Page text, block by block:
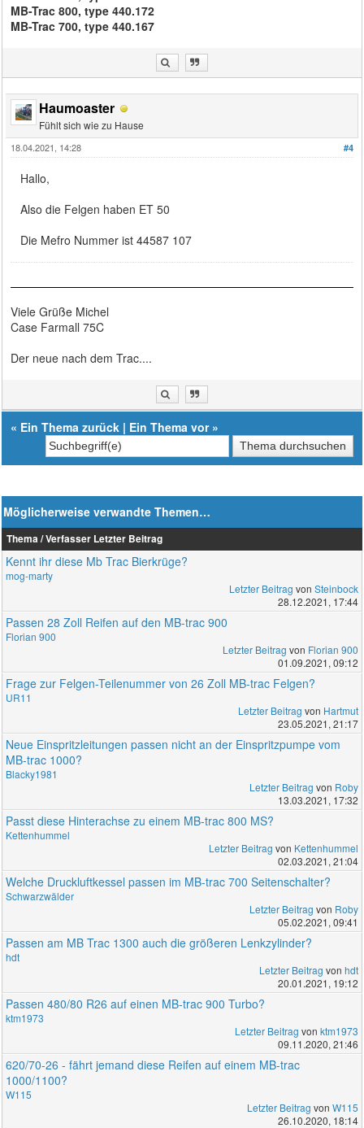
MB-Trac 800, type 440.172
MB-Trac 700, type 440.167
Haumoaster
Fühlt sich wie zu Hause
#4
18.04.2021, 14:28
Hallo,
Also die Felgen haben ET 50
Die Mefro Nummer ist 44587 107
Viele Grüße Michel
Case Farmall 75C
Der neue nach dem Trac....
« Ein Thema zurück | Ein Thema vor»
Möglicherweise verwandte Themen…
Thema / Verfasser Letzter Beitrag
Kennt ihr diese Mb Trac Bierkrüge?
mog-marty
Letzter Beitrag von Steinbock
28.12.2021, 17:44
Passen 28 Zoll Reifen auf den MB-trac 900
Florian 900
Letzter Beitrag von Florian 900
01.09.2021, 09:12
Frage zur Felgen-Teilenummer von 26 Zoll MB-trac Felgen?
UR11
Letzter Beitrag von Hartmut
23.05.2021, 21:17
Neue Einspritzleitungen passen nicht an der Einspritzpumpe vom
MB-trac 1000?
Blacky1981
Letzter Beitrag von Roby
13.03.2021, 17:32
Passt diese Hinterachse zu einem MB-trac 800 MS?
Kettenhummel
Letzter Beitrag von Kettenhummel
02.03.2021, 21:04
Welche Druckluftkessel passen im MB-trac 700 Seitenschalter?
Schwarzwälder
Letzter Beitrag von Roby
05.02.2021, 09:41
Passen am MB Trac 1300 auch die größeren Lenkzylinder?
hdt
Letzter Beitrag von hdt
20.01.2021, 19:12
Passen 480/80 R26 auf einen MB-trac 900 Turbo?
ktm1973
Letzter Beitrag von ktm1973
09.11.2020, 21:46
620/70-26 - fährt jemand diese Reifen auf einem MB-trac
1000/1100?
W115
Letzter Beitrag von W115
26.10.2020, 18:14